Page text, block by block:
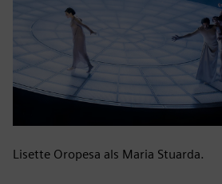
Lisette Oropesa als Maria Stuarda.